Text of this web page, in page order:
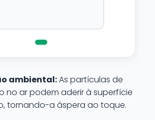
ambiental:As partículas de
no ar podem aderir à superfície
tornando-a áspera ao toque.